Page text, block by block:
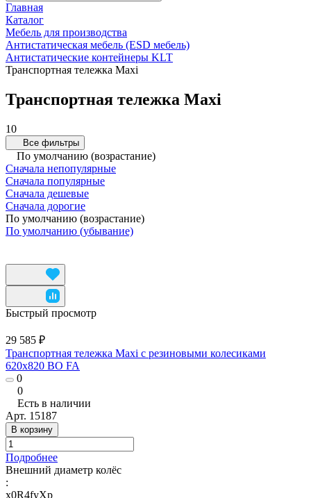
Главная
Каталог
Мебель для производства
Антистатическая мебель (ESD мебель)
Антистатические контейнеры KLT
Транспортная тележка Maxi
Транспортная тележка Maxi
10
Все фильтры
По умолчанию (возрастание)
Сначала непопулярные
Сначала популярные
Сначала дешевые
Сначала дорогие
По умолчанию (возрастание)
По умолчанию (убывание)
Быстрый просмотр
29 585 ₽
Транспортная тележка Maxi с резиновыми колесиками
620x820 BO FA
0
0
Есть в наличии
Арт. 15187
В корзину
Подробнее
Внешний диаметр колёс
:
x0R4fyXp